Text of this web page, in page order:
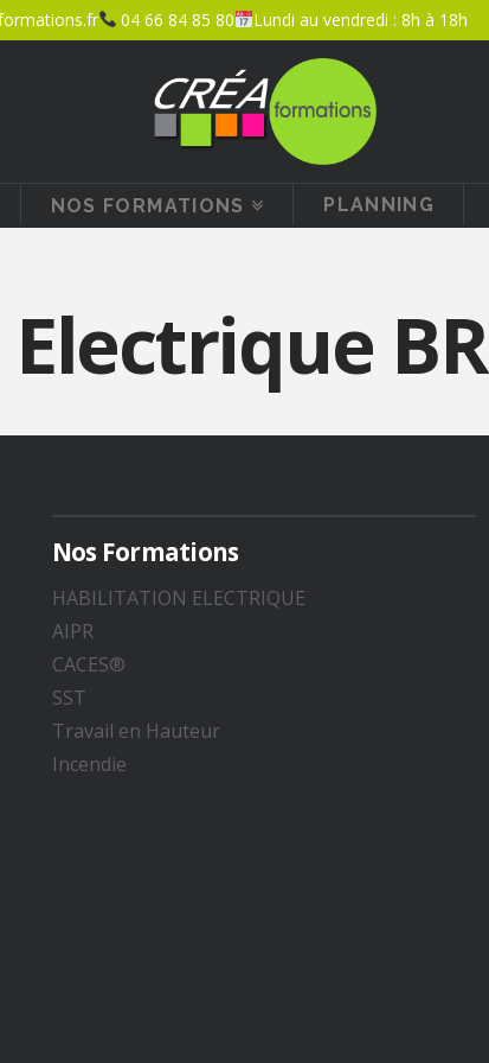
04 66 84 85 80 Lundi au vendredi : 8h à 18h
NOS FORMATIONS PLANNING
BR
Nos Formations
HABILITATION ELECTRIQUE
AIPR
CACES®
SST
Travail en Hauteur
Incendie